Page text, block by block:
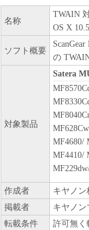
２．制限
(1) お客様は、再使
法により、第三者に
(2) お客様は、「本
ル、逆アセンブル、
また第三者にこのよ
３．著作権表示
お客様は、「本ソ
ーの著作権表示を変
「本ソフトウェア」
５．輸出
お客様は、日本国政
名称
TWAIN
OS X
ソフト概要
の
対象製品
Satera
MF4680/
MF4410/
作成者
キヤノン
掲載者
キヤノ
転載条件
許可無く